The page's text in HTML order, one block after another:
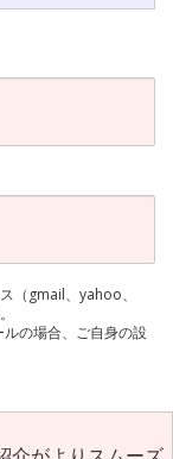
（gmail、yahoo、
自身の設